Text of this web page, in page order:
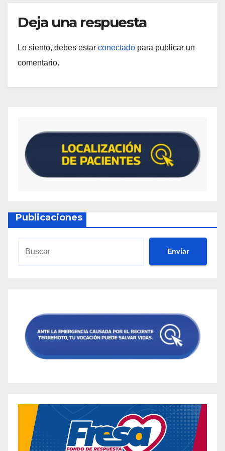
Deja una respuesta
Lo siento, debes estar conectado para publicar un
comentario.
Publicaciones
Envíar